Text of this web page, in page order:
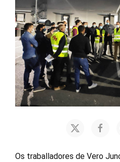
Os traballadores de Vero